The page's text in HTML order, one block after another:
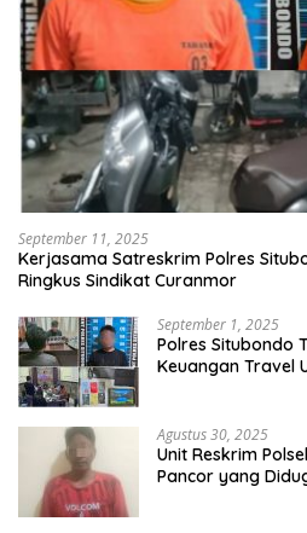
September 11, 2025
Kerjasama Satreskrim Polres
Ringkus Sindikat Curanmor
September 1, 2025
Polres Situbondo
Keuangan Travel
Agustus 30, 2025
Unit Reskrim
Pancor yang